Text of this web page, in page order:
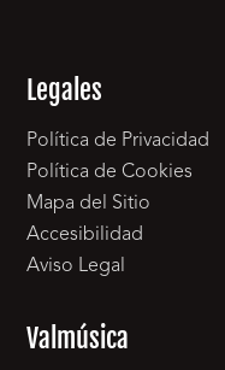
Legales
Política de Privacidad
Política de Cookies
Mapa del Sitio
Accesibilidad
Aviso Legal
Valmúsica